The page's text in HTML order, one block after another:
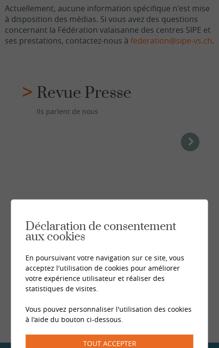
Actuellement, aucune information spécifique n'est mise
à disposition des médias. Si vous avez des questions
concernant la Fédération valaisanne des centres SIPE et
ses prestations, contactez-nous à federation@sipe-vs.ch.
Revue Presse
Ils parlent de nous
Déclaration de consentement
aux cookies
En poursuivant votre navigation sur ce site, vous
acceptez l'utilisation de cookies pour améliorer
votre expérience utilisateur et réaliser des
statistiques de visites.
Vous pouvez personnaliser l'utilisation des cookies
à l'aide du bouton ci-dessous.
TOUT ACCEPTER